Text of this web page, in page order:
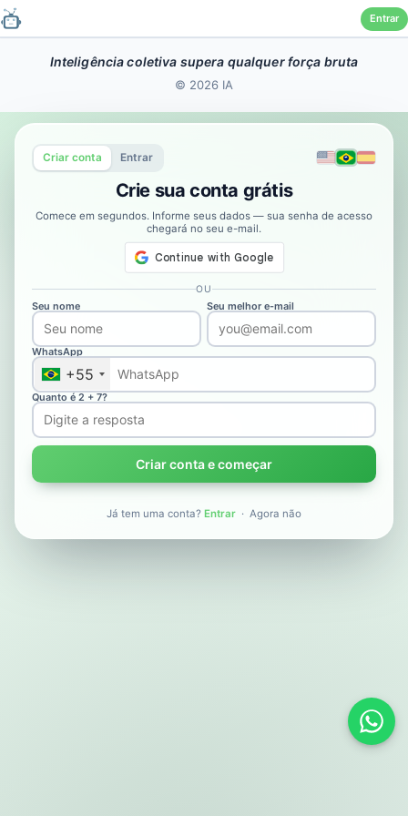
Entrar
conteúdo
Inteligência coletiva supera qualquer força bruta
© 2026 IA
Criar conta Entrar
Crie sua conta grátis
Comece em segundos. Informe seus dados — sua senha de acesso
chegará no seu e-mail.
OU
Seu nome Seu melhor e-mail
WhatsApp
+55
Quanto é 2 + 7?
Criar conta e começar
Já tem uma conta? Entrar · Agora não